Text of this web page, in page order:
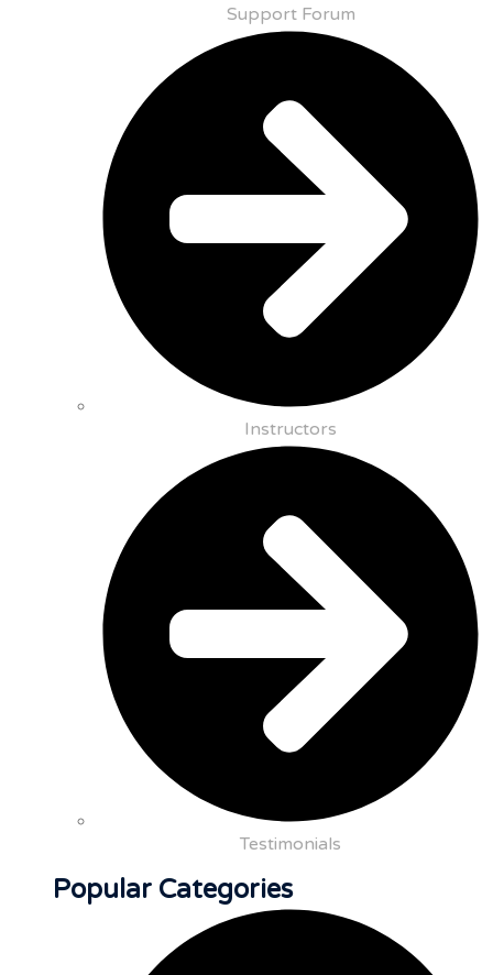
Support Forum
Instructors
Testimonials
Popular Categories